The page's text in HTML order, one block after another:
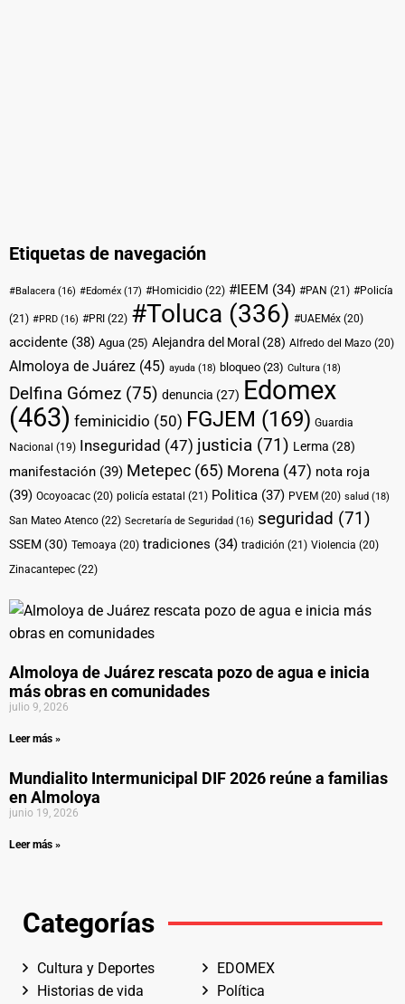
Etiquetas de navegación
#Balacera (16) #Edoméx (17) #Homicidio (22) #IEEM (34) #PAN (21) #Policía
(21) #PRD (16) #PRI (22) #Toluca (336) #UAEMéx (20)
accidente (38) Agua (25) Alejandra del Moral (28) Alfredo del Mazo (20)
Almoloya de Juárez (45) ayuda (18) bloqueo (23) Cultura (18)
Delfina Gómez (75) denuncia (27) Edomex
(463) feminicidio (50) FGJEM (169) Guardia
Nacional (19) Inseguridad (47) justicia (71) Lerma (28)
manifestación (39) Metepec (65) Morena (47) nota roja
(39) Ocoyoacac (20) policía estatal (21) Politica (37) PVEM (20) salud (18)
San Mateo Atenco (22) Secretaría de Seguridad (16) seguridad (71)
SSEM (30) Temoaya (20) tradiciones (34) tradición (21) Violencia (20)
Zinacantepec (22)
Almoloya de Juárez rescata pozo de agua e inicia
más obras en comunidades
julio 9, 2026
Leer más »
Mundialito Intermunicipal DIF 2026 reúne a familias
en Almoloya
junio 19, 2026
Leer más »
Categorías
Cultura y Deportes
EDOMEX
Historias de vida
Política